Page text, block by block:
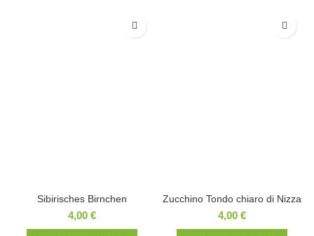
Sibirisches Birnchen
4,00 €
Zucchino Tondo chiaro di Nizza
4,00 €